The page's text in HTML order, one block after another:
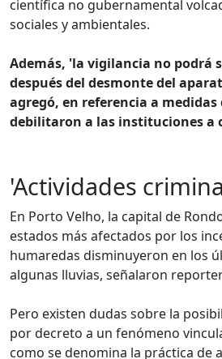
científica no gubernamental
sociales y ambientales.
Además, 'la vigilancia no podrá
después del desmonte del
agregó, en referencia a
debilitaron a las instituciones a
'Actividades
En Porto Velho, la capital de
estados más afectados por los
humaredas disminuyeron en los
algunas lluvias, señalaron
Pero existen dudas sobre la
por decreto a un fenómeno
como se denomina la práctica de